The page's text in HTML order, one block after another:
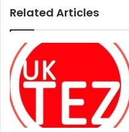
Related Articles